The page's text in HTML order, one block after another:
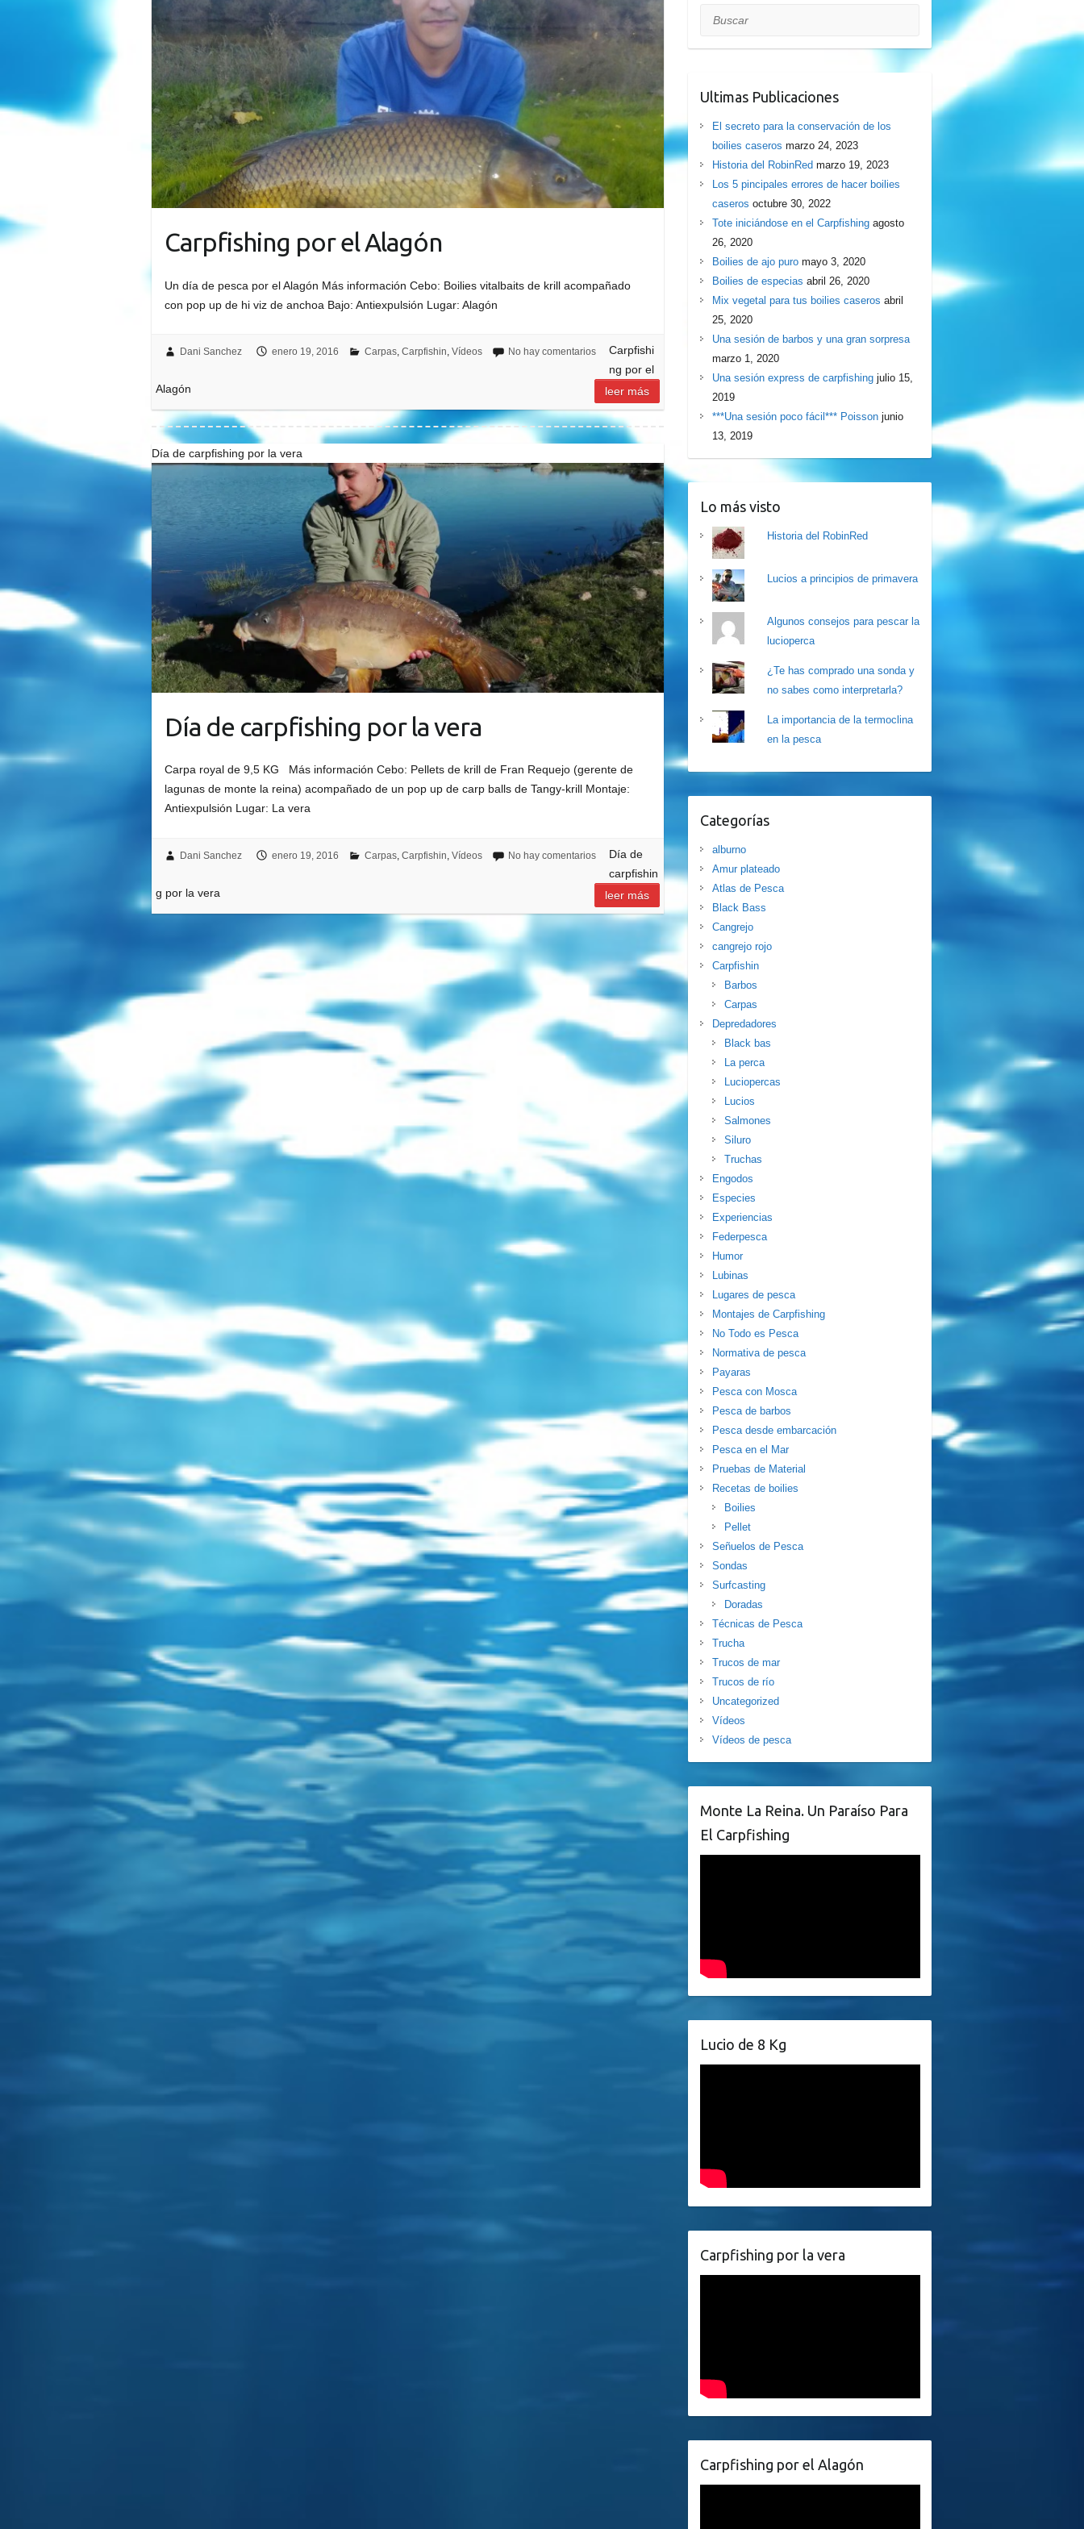
Carpfishing por el Alagón
Un día de pesca por el Alagón Más información Cebo: Boilies vitalbaits de krill acompañado
con pop up de hi viz de anchoa Bajo: Antiexpulsión Lugar: Alagón
Dani Sanchez enero 19, 2016 Carpas, Carpfishin, Vídeos No hay comentarios
Carpfishi
ng por el
Alagón
leer más
Día de carpfishing por la vera
Día de carpfishing por la vera
Carpa royal de 9,5 KG Más información Cebo: Pellets de krill de Fran Requejo (gerente de
lagunas de monte la reina) acompañado de un pop up de carp balls de Tangy-krill Montaje:
Antiexpulsión Lugar: La vera
Dani Sanchez enero 19, 2016 Carpas, Carpfishin Vídeos No hay comentarios
Día de
carpfishin
g por la vera
leer más
Buscar
Ultimas Publicaciones
El secreto para la conservación de los
boilies caseros marzo 24, 2023
Historia del RobinRed marzo 19, 2023
Los 5 pincipales errores de hacer boilies
caseros octubre 30, 2022
Tote iniciándose en el Carpfishing agosto
26, 2020
Boilies de ajo puro mayo 3, 2020
Boilies de especias abril 26, 2020
Mix vegetal para tus boilies caseros abril
25, 2020
Una sesión de barbos y una gran sorpresa
marzo 1, 2020
Una sesión express de carpfishing julio 15,
2019
***Una sesión poco fácil*** Poisson junio
13, 2019
Lo más visto
Historia del RobinRed
Lucios a principios de primavera
Algunos consejos para pescar la
lucioperca
¿Te has comprado una sonda y
no sabes como interpretarla?
La importancia de la termoclina
en la pesca
Categorías
alburno
Amur plateado
Atlas de Pesca
Black Bass
Cangrejo
cangrejo rojo
Carpfishin
Barbos
Carpas
Depredadores
Black bas
La perca
Luciopercas
Lucios
Salmones
Siluro
Truchas
Engodos
Especies
Experiencias
Federpesca
Humor
Lubinas
Lugares de pesca
Montajes de Carpfishing
No Todo es Pesca
Normativa de pesca
Payaras
Pesca con Mosca
Pesca de barbos
Pesca desde embarcación
Pesca en el Mar
Pruebas de Material
Recetas de boilies
Boilies
Pellet
Señuelos de Pesca
Sondas
Surfcasting
Doradas
Técnicas de Pesca
Trucha
Trucos de mar
Trucos de río
Uncategorized
Vídeos
Vídeos de pesca
Monte La Reina. Un Paraíso Para
El Carpfishing
Lucio de 8 Kg
Carpfishing por la vera
Carpfishing por el Alagón